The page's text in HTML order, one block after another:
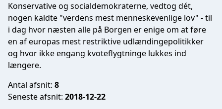
Konservative og socialdemokraterne, vedtog dét,
nogen kaldte "verdens mest menneskevenlige lov" - til
i dag hvor næsten alle på Borgen er enige om at føre
en af europas mest restriktive udlændingepolitikker
og hvor ikke engang kvoteflygtninge lukkes ind
længere.
Antal afsnit: 8
Seneste afsnit: 2018-12-22